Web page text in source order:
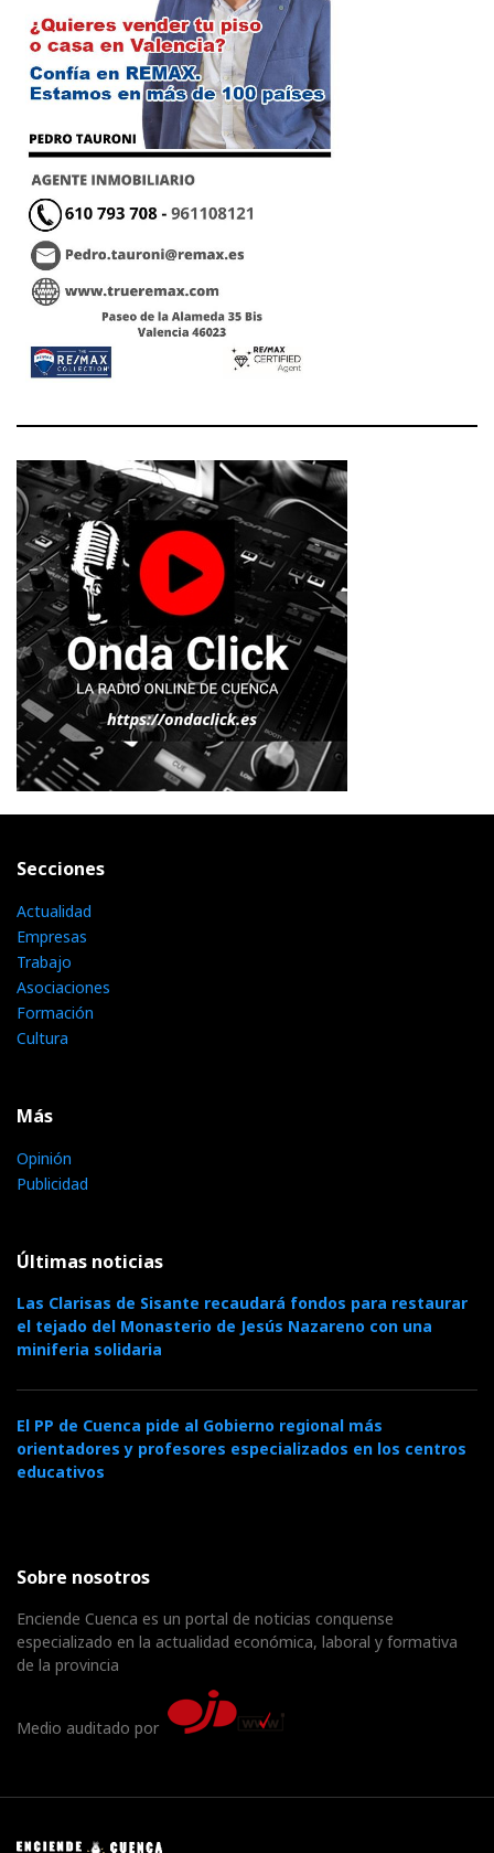
Secciones
Actualidad
Empresas
Trabajo
Asociaciones
Formación
Cultura
Más
Opinión
Publicidad
Últimas noticias
Las Clarisas de Sisante recaudará fondos para restaurar
el tejado del Monasterio de Jesús Nazareno con una
miniferia solidaria
El PP de Cuenca pide al Gobierno regional más
orientadores y profesores especializados en los centros
educativos
Sobre nosotros
Enciende Cuenca es un portal de noticias conquense
especializado en la actualidad económica, laboral y formativa
de la provincia
Medio auditado por